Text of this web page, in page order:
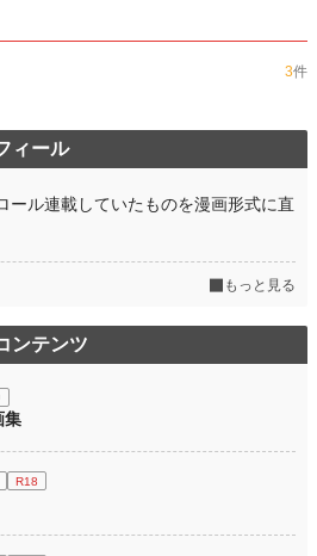
3件
ィール
ル連載していたものを漫画形式に直
もっと見る
ンテンツ
集
R18